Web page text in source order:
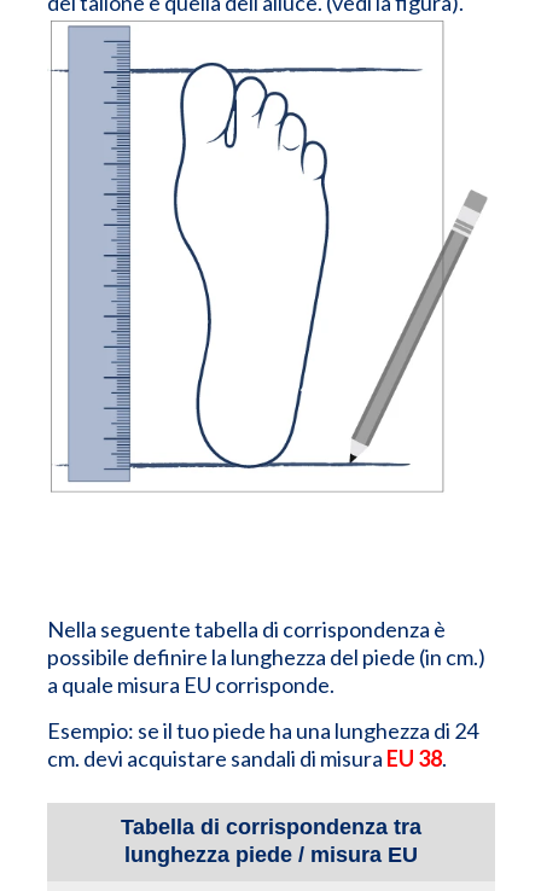
Nella seguente tabella di corrispondenza è
possibile definire la lunghezza del piede (in cm.)
a quale misura EU corrisponde.
Esempio: se il tuo piede ha una lunghezza di 24
cm. devi acquistare sandali di misura EU 38.
Tabella di corrispondenza tra
lunghezza piede / misura EU